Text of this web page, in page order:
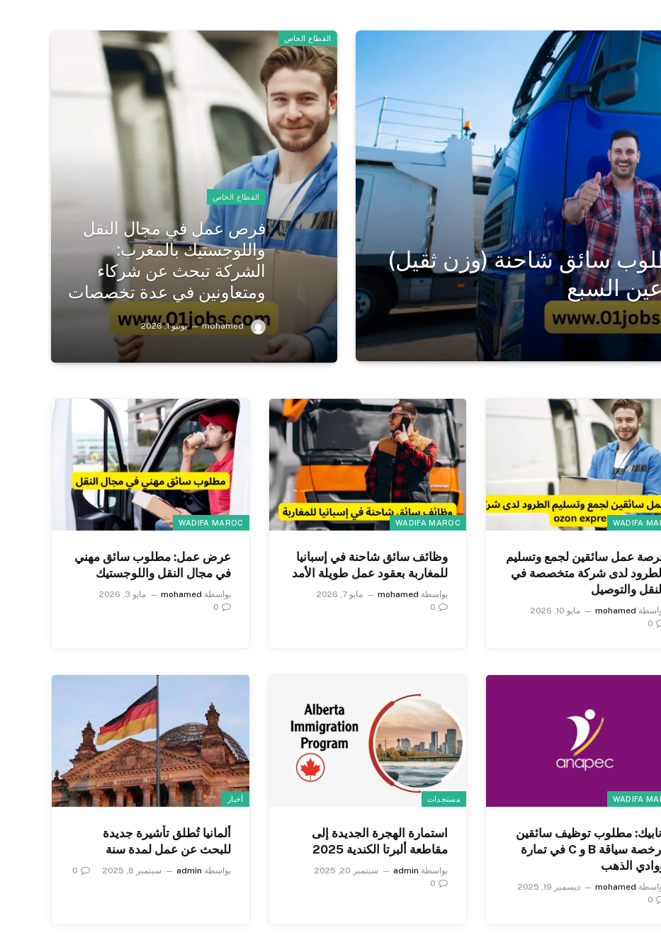
سائق شاحنة (وزن ثقيل)
عين السبع
القطاع الخاص
القطاع الخاص
فرص عمل في مجال النقل
واللوجستيك بالمغرب:
الشركة تبحث عن شركاء
ومتعاونين في عدة تخصصات
mohamed يونيو 1, 2026
WADIFA
عمل سائقين لجمع وتسليم
لدى شركة متخصصة في
والتوصيل
mohamed
مايو 10, 2026
0
WADIFA MAROC
وظائف سائق شاحنة في إسبانيا
للمغاربة بعقود عمل طويلة الأمد
بواسطة mohamed
مايو 7, 2026
0
WADIFA MAROC
عرض عمل: مطلوب سائق مهني
في مجال النقل واللوجستيك
بواسطة mohamed
مايو 3, 2026
0
WADIFA
مطلوب توظيف سائقين
برخصة سياقة B و C في تمارة
الذهب
mohamed
ديسمبر 19, 2025
0
مستجدات
استمارة الهجرة الجديدة إلى
مقاطعة ألبرتا الكندية 2025
بواسطة admin
سبتمبر 20, 2025
0
أخبار
ألمانيا تُطلق تأشيرة جديدة
للبحث عن عمل لمدة سنة
بواسطة admin سبتمبر 8, 2025 0